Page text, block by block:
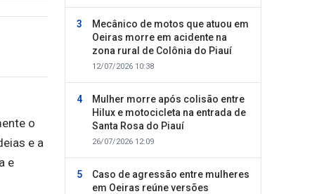
o
e a
e
Mecânico de motos que atuou em
Oeiras morre em acidente na
zona rural de Colônia do Piauí
12/07/2026 10:38
Mulher morre após colisão entre
Hilux e motocicleta na entrada de
Santa Rosa do Piauí
26/07/2026 12:09
Caso de agressão entre mulheres
em Oeiras reúne versões